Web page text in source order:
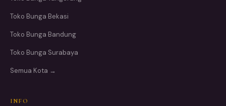
Toko Bunga Bekasi
Toko Bunga Bandung
Toko Bunga Surabaya
Semua Kota →
INFO